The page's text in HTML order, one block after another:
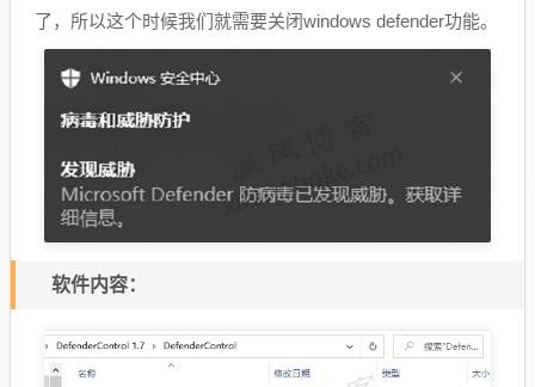
了，所以这个时候我们就需要关闭windows defender功能。
软件内容：